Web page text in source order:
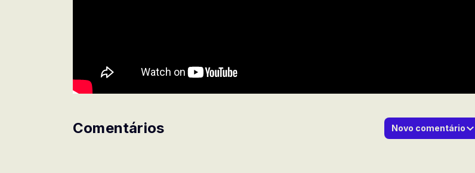
Comentários Novo comentário